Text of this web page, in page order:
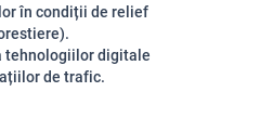
în condiții de relief
tehnologiilor digitale
de trafic.